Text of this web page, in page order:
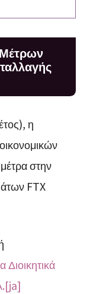
Μέτρων
η
στην
FTX
Διοικητικά